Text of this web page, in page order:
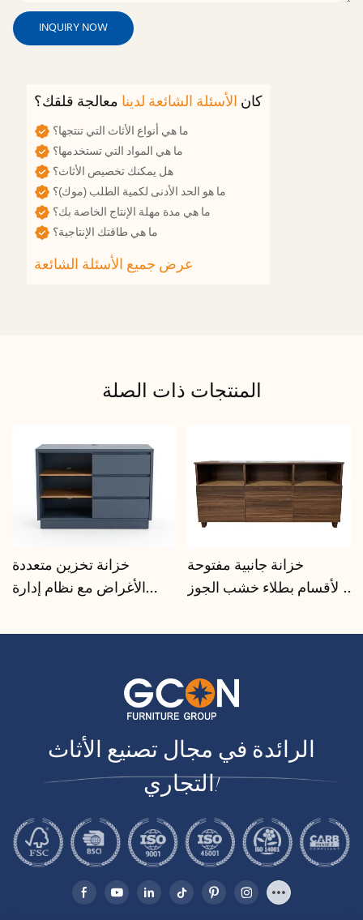
INQUIRY NOW
كان الأسئلة الشائعة لدينا معالجة قلقك؟
ما هي أنواع الأثاث التي تنتجها؟
ما هي المواد التي تستخدمها؟
هل يمكنك تخصيص الأثاث؟
ما هو الحد الأدنى لكمية الطلب (موك)؟
ما هي طاقتك الإنتاجية؟
المنتجات ذات الصلة
خزانة تخزين متعددة
الأغراض مع نظام إدارة
خزانة جانبية مفتوحة
الأقسام بطلاء خشب الجوز |
الرائدة في مجال تصنيع الأثاث
التجاري!